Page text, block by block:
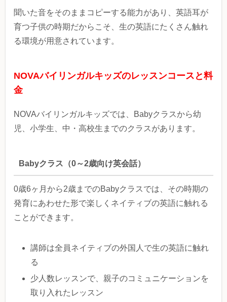
聞いた音をそのままコピーする能力があり、英語耳が
育つ子供の時期だからこそ、生の英語にたくさん触れ
る環境が用意されています。
NOVAバイリンガルキッズのレッスンコースと料
金
NOVAバイリンガルキッズでは、Babyクラスから幼
児、小学生、中・高校生までのクラスがあります。
Babyクラス（0～2歳向け英会話）
0歳6ヶ月から2歳までのBabyクラスでは、その時期の
発育にあわせた形で楽しくネイティブの英語に触れる
ことができます。
講師は全員ネイティブの外国人で生の英語に触れ
る
少人数レッスンで、親子のコミュニケーションを
取り入れたレッスン